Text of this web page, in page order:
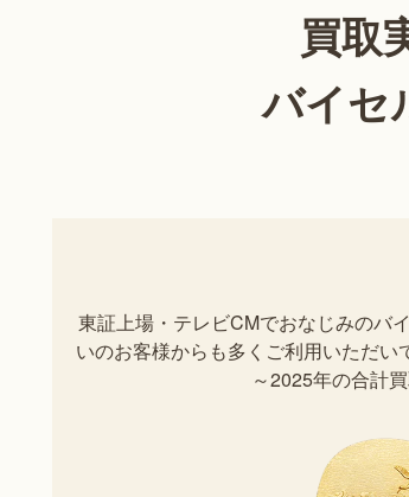
買取
バイセ
東証上場・テレビCMでおなじみのバ
いのお客様からも多くご利用いただ
～2025年の合計